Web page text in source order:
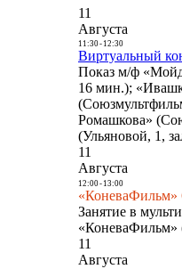
11
Августа
11:30- 12:30
Виртуальный
Показ м/ф
16 мин.);
Ромашкова»
(Ульяновой, 1,
11
Августа
12:00- 13:00
«КоневаФильм»
Занятие в
«КоневаФильм»
11
Августа